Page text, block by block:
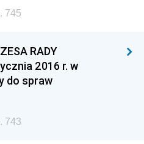
745
RADY
2016 r. w
do spraw
743